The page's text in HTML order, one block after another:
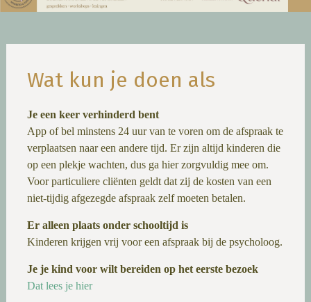
Wat kun je doen als
Je een keer verhinderd bent
App of bel minstens 24 uur van te voren om de afspraak te
verplaatsen naar een andere tijd. Er zijn altijd kinderen die
op een plekje wachten, dus ga hier zorgvuldig mee om.
Voor particuliere cliënten geldt dat zij de kosten van een
niet-tijdig afgezegde afspraak zelf moeten betalen.
Er alleen plaats onder schooltijd is
Kinderen krijgen vrij voor een afspraak bij de psycholoog.
Je je kind voor wilt bereiden op het eerste bezoek
Dat lees je hier